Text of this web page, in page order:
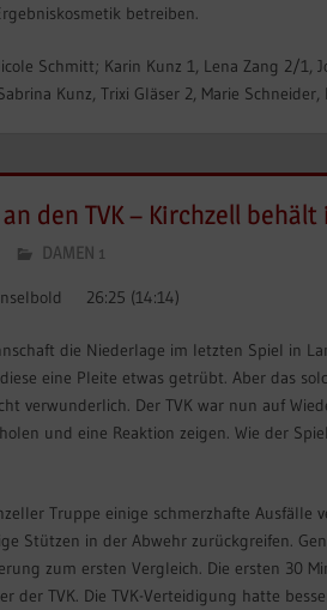
betreiben.
Schmitt; Karin Kunz 1, Lena Zang 2/1,
Kunz, Trixi Gläser 2, Marie
den TVK – Kirchzell
DAMEN 1
26:25 (14:14)
die Niederlage im letzten Spiel in
eine Pleite etwas getrübt. Aber das
verwunderlich. Der TVK war nun auf
und eine Reaktion zeigen. Wie der
Truppe einige schmerzhafte Ausfälle
Stützen in der Abwehr zurückgreifen.
zum ersten Vergleich. Die ersten 30
der TVK. Die TVK-Verteidigung hatte